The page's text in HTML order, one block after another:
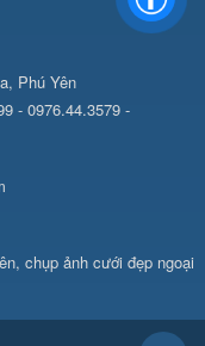
Phú Yên
- 0976.44.3579 -
chụp ảnh cưới đẹp ngoại